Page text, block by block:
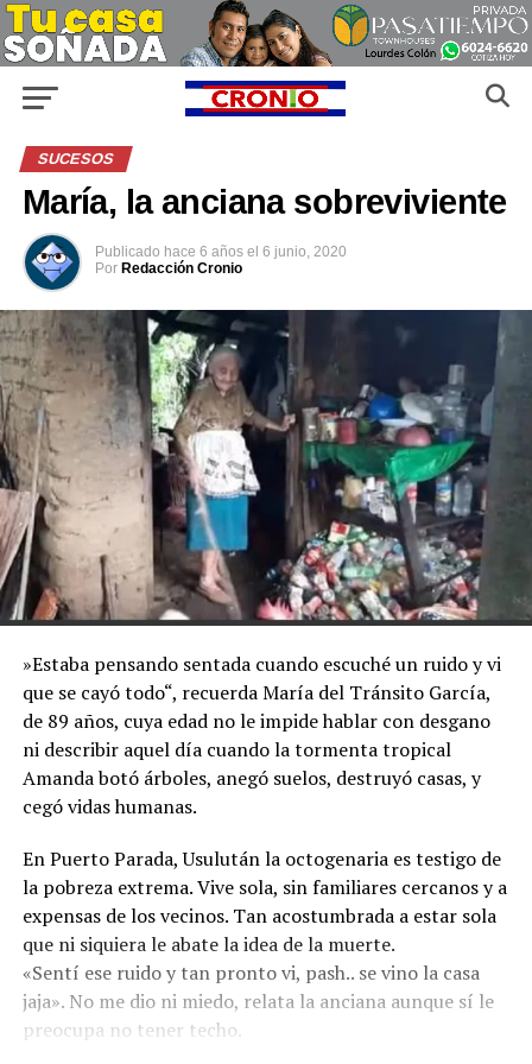
SUCESOS
María, la anciana sobreviviente
Publicado hace 6 años el 6 junio, 2020
Por Redacción Cronio
»Estaba pensando sentada cuando escuché un ruido y vi
que se cayó todo“, recuerda María del Tránsito García,
de 89 años, cuya edad no le impide hablar con desgano
ni describir aquel día cuando la tormenta tropical
Amanda botó árboles, anegó suelos, destruyó casas, y
cegó vidas humanas.
En Puerto Parada, Usulután la octogenaria es testigo de
la pobreza extrema. Vive sola, sin familiares cercanos y a
expensas de los vecinos. Tan acostumbrada a estar sola
que ni siquiera le abate la idea de la muerte.
«Sentí ese ruido y tan pronto vi, pash.. se vino la casa
jaja». No me dio ni miedo, relata la anciana aunque sí le
preocupa no tener techo.